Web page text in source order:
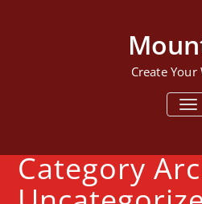
Create Your
Category